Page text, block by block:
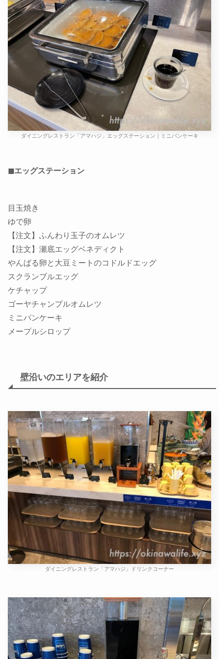
ダイニングレストラン「アマハジ」エッグステーション｜ミニパンケーキ
◼エッグステーション
目玉焼き
ゆで卵
【注文】ふんわり玉子のオムレツ
【注文】瀬底エッグベネディクト
やんばる卵と大豆ミートのコドルドエッグ
スクランブルエッグ
ケチャップ
ゴーヤチャンプルオムレツ
ミニパンケーキ
メープルシロップ
壁沿いのエリアを紹介
ダイニングレストラン「アマハジ」ドリンクコーナー